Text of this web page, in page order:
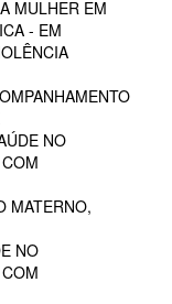
MULHER EM
- EM
NO
MATERNO,
NO